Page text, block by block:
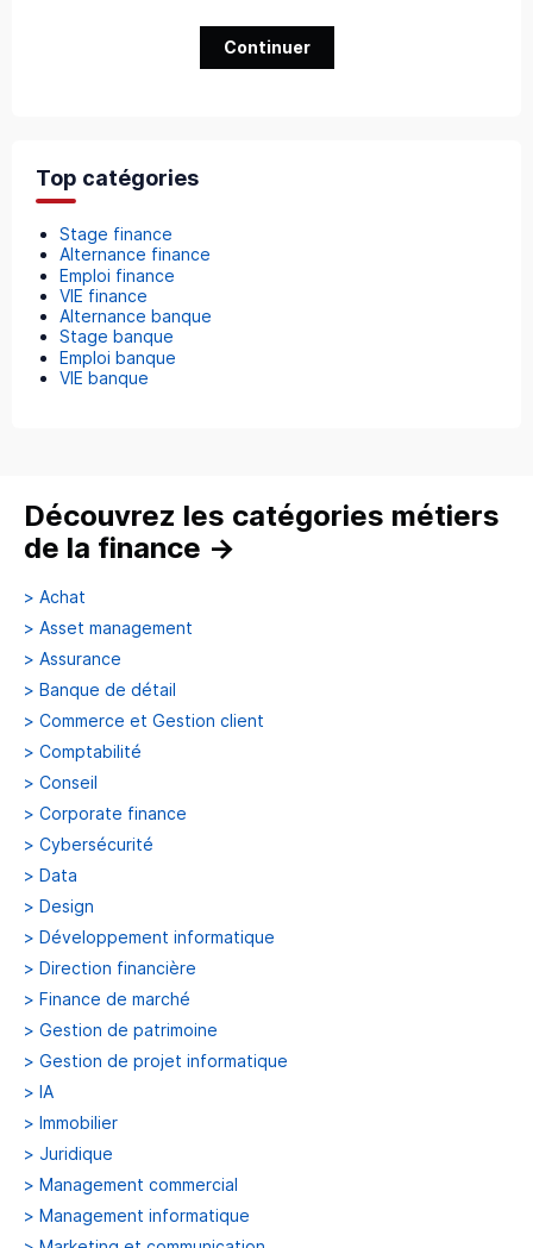
Continuer
Top catégories
Stage finance
Alternance finance
Emploi finance
VIE finance
Alternance banque
Stage banque
Emploi banque
VIE banque
Découvrez les catégories métiers
de la finance →
> Achat
> Asset management
> Assurance
> Banque de détail
> Commerce et Gestion client
> Comptabilité
> Conseil
> Corporate finance
> Cybersécurité
> Data
> Design
> Développement informatique
> Direction financière
> Finance de marché
> Gestion de patrimoine
> Gestion de projet informatique
> IA
> Immobilier
> Juridique
> Management commercial
> Management informatique